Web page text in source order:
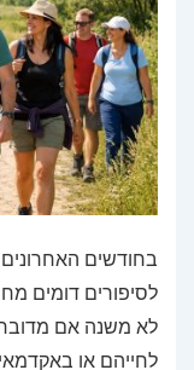
בחודשים
לסיפורים דומים
לא משנה אם מדובר
לחייהם או